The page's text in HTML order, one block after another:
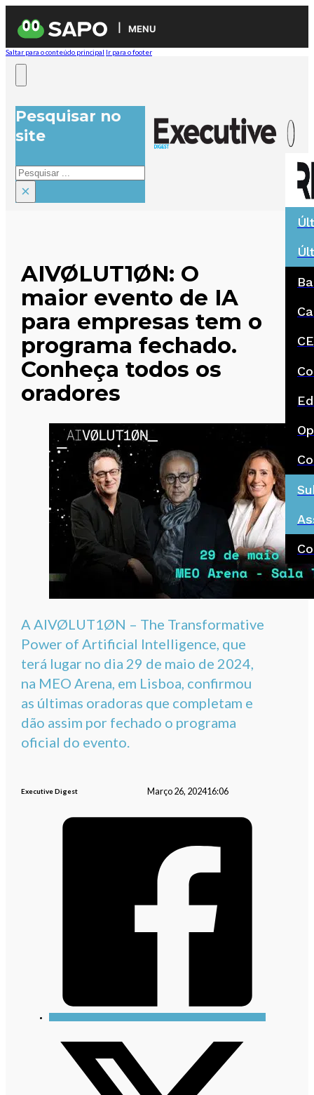
MENU
Saltar para o conteúdo principal Ir para o footer
Pesquisar no
site
Pesquisar
×
AIVØLUT1ØN: O
maior evento de IA
para empresas tem o
programa fechado.
Conheça todos os
oradores
A AIVØLUT1ØN – The Transformative
Power of Artificial Intelligence, que
terá lugar no dia 29 de maio de 2024,
na MEO Arena, em Lisboa, confirmou
as últimas oradoras que completam e
dão assim por fechado o programa
oficial do evento.
Executive Digest Março 26, 202416:06